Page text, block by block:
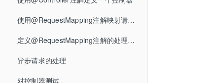
使用@RequestMapping注解映射请求路径
定义@RequestMapping注解的处理方法
异步请求的处理
对控制器测试